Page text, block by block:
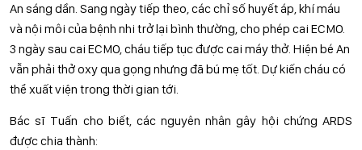
An sáng dần. Sang ngày tiếp theo, các chỉ số huyết áp, khí máu
và nội môi của bệnh nhi trở lại bình thường, cho phép cai ECMO.
3 ngày sau cai ECMO, cháu tiếp tục được cai máy thở. Hiện bé An
vẫn phải thở oxy qua gọng nhưng đã bú mẹ tốt. Dự kiến cháu có
thể xuất viện trong thời gian tới.
Bác sĩ Tuấn cho biết, các nguyên nhân gây hội chứng ARDS
được chia thành: